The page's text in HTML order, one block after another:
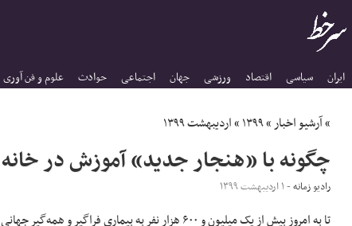
ایران سیاسی اقتصاد ورزشی جهان اجتماعی حوادث علوم و فن آوری
»آرشیو اخبار»۱۳۹۹»اردیبهشت ۱۳۹۹
چگونه با «هنجار جدید» آموزش در خانه
رادیو زمانه- ۱ اردیبهشت ۱۳۹۹